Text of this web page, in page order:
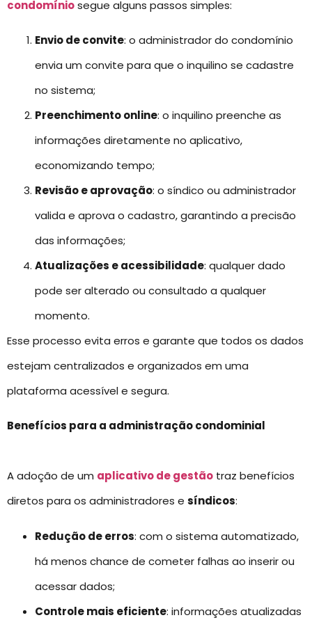
condomíniosegue alguns passos simples:
Envio de convite: o administrador do condomínio
envia um convite para que o inquilino se cadastre
no sistema;
Preenchimento online: o inquilino preenche as
informações diretamente no aplicativo,
economizando tempo;
Revisão e aprovação: o síndico ou administrador
valida e aprova o cadastro, garantindo a precisão
das informações;
Atualizações e acessibilidade: qualquer dado
pode ser alterado ou consultado a qualquer
momento.
Esse processo evita erros e garante que todos os dados
estejam centralizados e organizados em uma
plataforma acessível e segura.
Benefícios para a administração condominial
A adoção de um aplicativo de gestão traz benefícios
diretos para os administradores e síndicos:
Redução de erros: com o sistema automatizado,
há menos chance de cometer falhas ao inserir ou
acessar dados;
Controle mais eficiente: informações atualizadas